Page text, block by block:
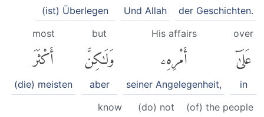
der Geschichten.
Und Allah
(ist) Überlegen
over
عَلَىٰٓ
in
His affairs
أَمْرِهِۦ
seiner Angelegenheit,
but
وَلَٰكِنَّ
aber
most
أَكْثَرَ
(die) meisten
(of) the people
(do) not
know